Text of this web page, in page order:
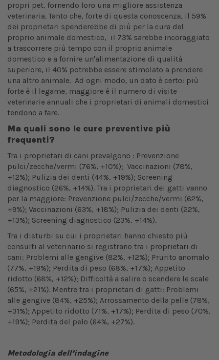
propri pet, fornendo loro una migliore assistenza
veterinaria. Tanto che, forte di questa conoscenza, il 59%
dei proprietari spenderebbe di più per la cura del
proprio animale domestico, il 73% sarebbe incoraggiato
a trascorrere più tempo con il proprio animale
domestico e a fornire un'alimentazione di qualità
superiore, il 40% potrebbe essere stimolato a prendere
una altro animale. Ad ogni modo, un dato è certo: più
forte è il legame, maggiore è il numero di visite
veterinarie annuali che i proprietari di animali domestici
tendono a fare.
Ma quali sono le cure preventive più
frequenti?
Tra i proprietari di cani prevalgono : Prevenzione
pulci/zecche/vermi (76%, +10%); Vaccinazioni (78%,
+12%); Pulizia dei denti (44%, +19%); Screening
diagnostico (26%, +14%). Tra i proprietari dei gatti vanno
per la maggiore: Prevenzione pulci/zecche/vermi (62%,
+9%); Vaccinazioni (63%, +18%); Pulizia dei denti (22%,
+13%); Screening diagnostico (23%, +14%).
Tra i disturbi su cui i proprietari hanno chiesto più
consulti al veterinario si registrano tra i proprietari di
cani: Problemi alle gengive (82%, +12%); Prurito anomalo
(77%, +19%); Perdita di peso (68%, +17%); Appetito
ridotto (68%, +12%); Difficoltà a salire o scendere le scale
(65%, +21%). Mentre tra i proprietari di gatti: Problemi
alle gengive (84%, +25%); Arrossamento della pelle (78%,
+31%); Appetito ridotto (71%, +17%); Perdita di peso (70%,
+19%); Perdita del pelo (64%, +27%).
Metodologia dell’indagine